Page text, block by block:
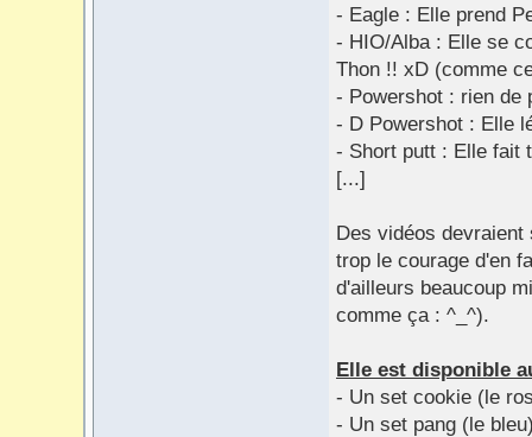
- Eagle : Elle prend
- HIO/Alba : Elle se
Thon !! xD (comme
- Powershot : rien de
- D Powershot : Elle
- Short putt : Elle fait
[...]
Des vidéos devraient
trop le courage d'en
d'ailleurs beaucoup
comme ça : ^_^).
Elle est disponible
- Un set cookie (le
- Un set pang (le